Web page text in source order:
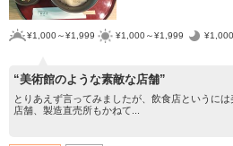
¥1,000～¥1,999 ¥1,000～¥1,999
“美術館のような素敵な店舗”
とりあえず言ってみましたが、飲食店というに
店舗、製造直売所もかねて...